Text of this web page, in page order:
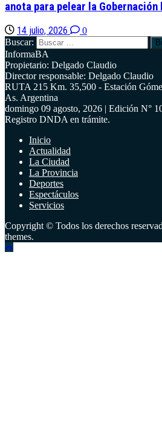
anota para pelear la Gobernación
14 julio, 2026
0
Buscar:
InformaBA
Propietario: Delgado Claudio
Director responsable: Delgado Claudio
RUTA 215 Km. 35,500 - Estación
As. Argentina
domingo 09 agosto, 2026 | Edición N°
Registro DNDA en trámite.
Inicio
Actualidad
La Ciudad
La Provincia
Deportes
Espectáculos
Servicios
Copyright © Todos los derechos
themes.